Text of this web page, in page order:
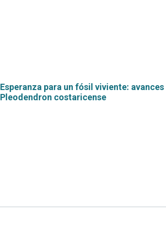
Esperanza para un fósil viviente:
Pleodendron costaricense